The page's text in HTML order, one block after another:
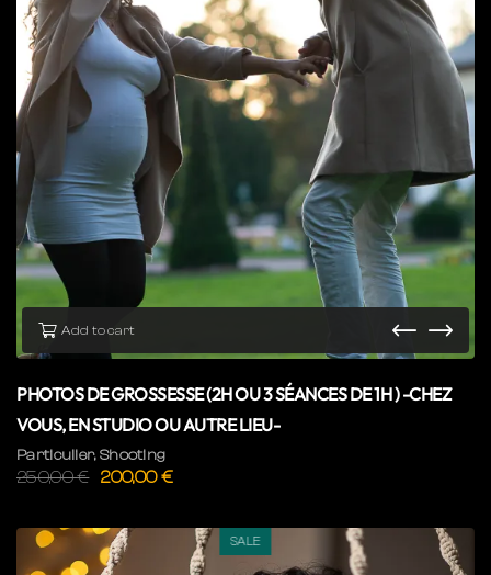
Add to cart
PHOTOS DE GROSSESSE (2H OU 3 SÉANCES DE 1H ) -CHEZ
VOUS, EN STUDIO OU AUTRE LIEU-
Particulier,Shooting
250,00€ 200,00€
SALE